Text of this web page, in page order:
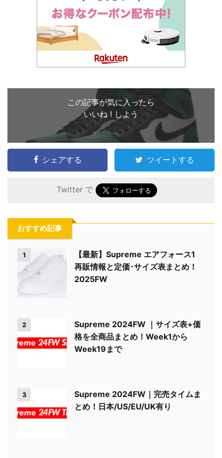
この記事が気に入ったら
いいね ! しよう
シェアする ツイートする
Twitter で
おすすめ記事
1
【最新】Supreme エアフォース1
再販情報と定価･サイズ表まとめ！
2025FW
2
Supreme 2024FW ｜サイズ表+価
格を全商品まとめ！Week1から
Week19まで
3
Supreme 2024FW｜完売タイムま
とめ！日本/US/EU/UK有り